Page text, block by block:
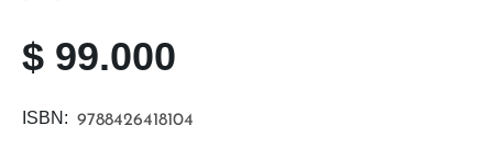
ISBN: 9788426418104
$ 99.000